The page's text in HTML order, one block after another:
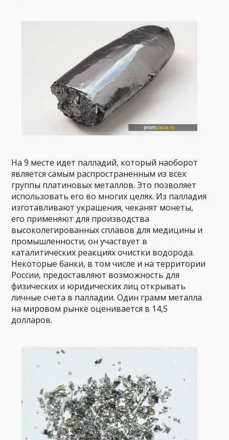
На 9 месте идет палладий, который наоборот
является самым распространенным из всех
группы платиновых металлов. Это позволяет
использовать его во многих целях. Из палладия
изготавливают украшения, чеканят монеты,
его применяют для производства
высоколегированных сплавов для медицины и
промышленности, он участвует в
каталитических реакциях очистки водорода.
Некоторые банки, в том числе и на территории
России, предоставляют возможность для
физических и юридических лиц открывать
личные счета в палладии. Один грамм металла
на мировом рынке оценивается в 14,5
долларов.